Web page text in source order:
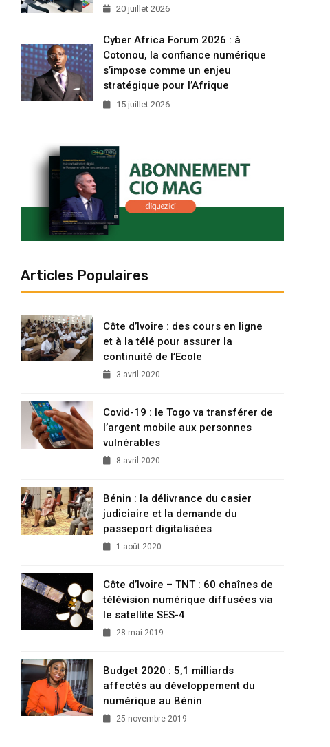
20 juillet 2026
Cyber Africa Forum 2026 : à
Cotonou, la confiance numérique
s’impose comme un enjeu
stratégique pour l’Afrique
15 juillet 2026
Articles Populaires
Côte d’Ivoire : des cours en ligne
et à la télé pour assurer la
continuité de l’Ecole
3 avril 2020
Covid-19 : le Togo va transférer de
l’argent mobile aux personnes
vulnérables
8 avril 2020
Bénin : la délivrance du casier
judiciaire et la demande du
passeport digitalisées
1 août 2020
Côte d’Ivoire – TNT : 60 chaînes de
télévision numérique diffusées via
le satellite SES-4
28 mai 2019
Budget 2020 : 5,1 milliards
affectés au développement du
numérique au Bénin
25 novembre 2019